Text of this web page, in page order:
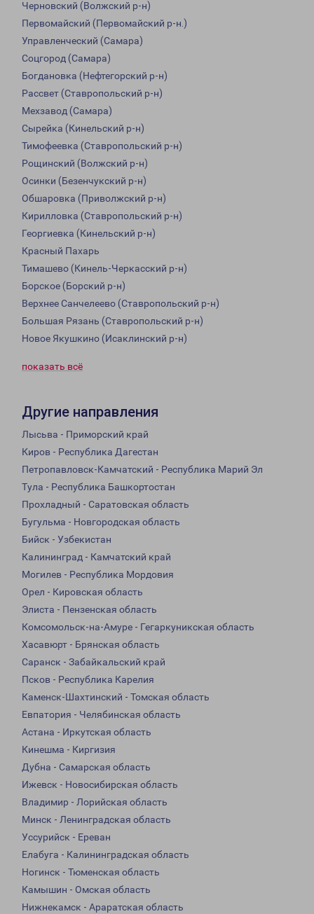
Черновский (Волжский р-н)
Первомайский (Первомайский р-н.)
Управленческий (Самара)
Соцгород (Самара)
Богдановка (Нефтегорский р-н)
Рассвет (Ставропольский р-н)
Мехзавод (Самара)
Сырейка (Кинельский р-н)
Тимофеевка (Ставропольский р-н)
Рощинский (Волжский р-н)
Осинки (Безенчукский р-н)
Обшаровка (Приволжский р-н)
Кирилловка (Ставропольский р-н)
Георгиевка (Кинельский р-н)
Красный Пахарь
Тимашево (Кинель-Черкасский р-н)
Борское (Борский р-н)
Верхнее Санчелеево (Ставропольский р-н)
Большая Рязань (Ставропольский р-н)
Новое Якушкино (Исаклинский р-н)
показать всё
Другие направления
Лысьва - Приморский край
Киров - Республика Дагестан
Петропавловск-Камчатский - Республика Марий Эл
Тула - Республика Башкортостан
Прохладный - Саратовская область
Бугульма - Новгородская область
Бийск - Узбекистан
Калининград - Камчатский край
Могилев - Республика Мордовия
Орел - Кировская область
Элиста - Пензенская область
Комсомольск-на-Амуре - Гегаркуникская область
Хасавюрт - Брянская область
Саранск - Забайкальский край
Псков - Республика Карелия
Каменск-Шахтинский - Томская область
Евпатория - Челябинская область
Астана - Иркутская область
Кинешма - Киргизия
Дубна - Самарская область
Ижевск - Новосибирская область
Владимир - Лорийская область
Минск - Ленинградская область
Уссурийск - Ереван
Елабуга - Калининградская область
Ногинск - Тюменская область
Камышин - Омская область
Нижнекамск - Араратская область